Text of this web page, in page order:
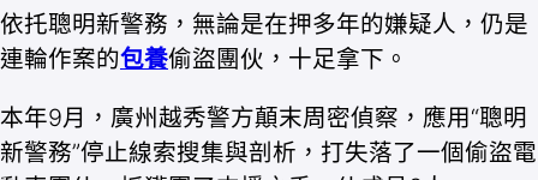
依托聰明新警務，無論是在押多年的嫌疑人，仍是
連輪作案的包養偷盜團伙，十足拿下。
本年9月，廣州越秀警方顛末周密偵察，應用“聰明
新警務”停止線索搜集與剖析，打失落了一個偷盜電